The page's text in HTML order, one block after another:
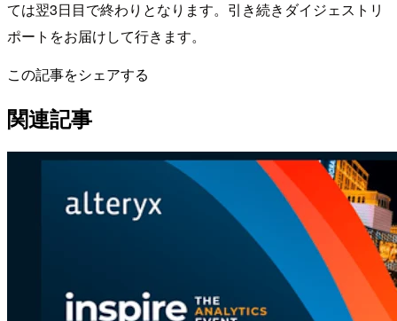
ては翌3日目で終わりとなります。引き続きダイジェストリ
ポートをお届けして行きます。
この記事をシェアする
関連記事